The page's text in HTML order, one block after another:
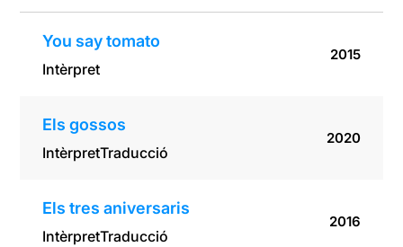
You say tomato
Intèrpret
2015
Els gossos
IntèrpretTraducció
2020
Els tres aniversaris
IntèrpretTraducció
2016